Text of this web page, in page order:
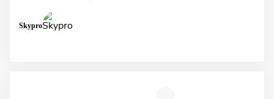
Skypro